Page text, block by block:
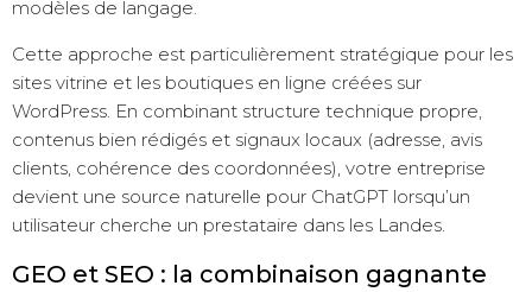
modèles de langage.
Cette approche est particulièrement stratégique pour les
sites vitrine et les boutiques en ligne créées sur
WordPress. En combinant structure technique propre,
contenus bien rédigés et signaux locaux (adresse, avis
clients, cohérence des coordonnées), votre entreprise
devient une source naturelle pour ChatGPT lorsqu’un
utilisateur cherche un prestataire dans les Landes.
GEO et SEO : la combinaison gagnante